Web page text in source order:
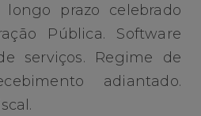
prazo celebrado
Pública. Software
serviços. Regime de
adiantado.